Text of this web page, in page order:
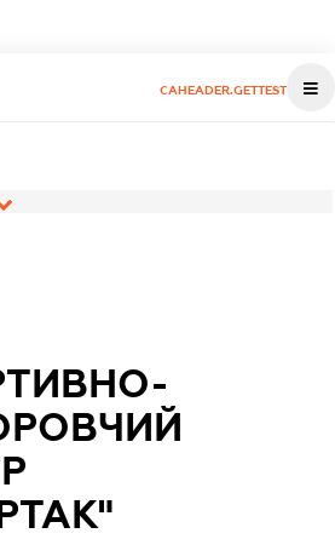
CAHEADER.GETTEST